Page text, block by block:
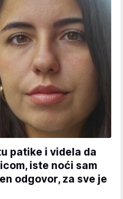
patike i videla da
iste noći sam
odgovor, za sve je